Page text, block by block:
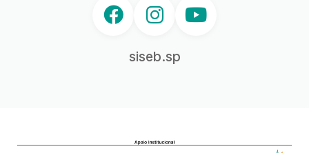
siseb.sp